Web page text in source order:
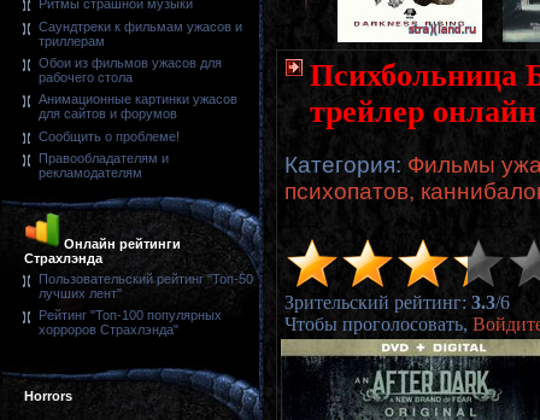
Ритмы страшной музыки
Саундтреки к фильмам ужасов и
триллерам
Обои из фильмов ужасов для
рабочего стола
Анимационные картинки ужасов
для сайтов и форумов
Сообщить о проблеме!
Правообладателям и
рекламодателям
Онлайн рейтинги
Страхлэнда
Пользовательский рейтинг "Топ-50
лучших лент"
Рейтинг "Топ-100 популярных
хорроров Страхлэнда"
Horrors
Психбольница
трейлер
Категория: Фильмы
психопатов,
Зрительский рейтинг: 3.3/6
Чтобы проголосовать,